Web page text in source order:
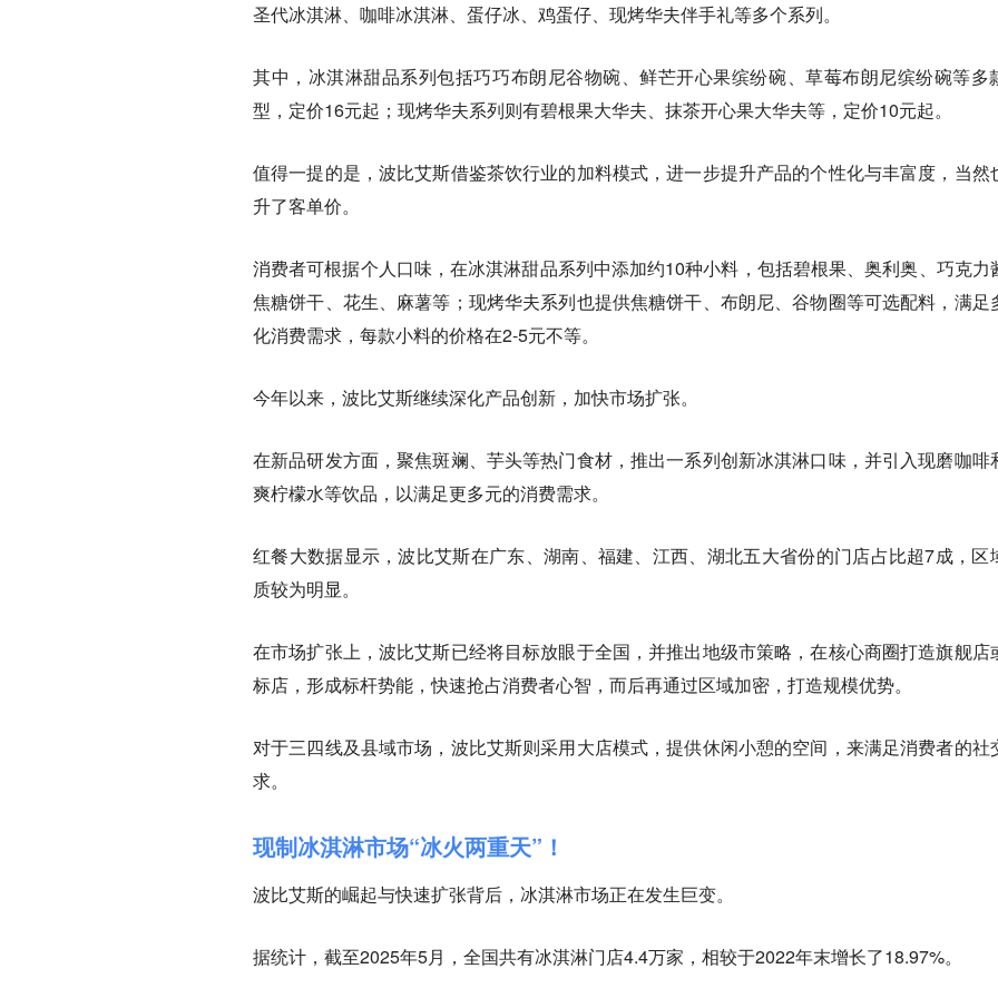
圣代冰淇淋、咖啡冰淇淋、蛋仔冰、鸡蛋仔、现烤华夫伴手礼等多个系列。
其中，冰淇淋甜品系列包括巧巧布朗尼谷物碗、鲜芒开心果缤纷碗、草莓布朗尼缤纷碗等多
型，定价16元起；现烤华夫系列则有碧根果大华夫、抹茶开心果大华夫等，定价10元起。
值得一提的是，波比艾斯借鉴茶饮行业的加料模式 ，进一步提升产品的个性化与丰富度，当然
升了客单价。
消费者可根据个人口味，在冰淇淋甜品系列中添加约10种小料，包括碧根果、奥利奥、巧克力
焦糖饼干、花生、麻薯等；现烤华夫系列也提供焦糖饼干、布朗尼、谷物圈等可选配料，满足
化消费需求，每款小料的价格在2-5元不等。
今年以来，波比艾斯继续深化产品创新，加快市场扩张。
在新品研发方面，聚焦斑斓、芋头等热门食材，推出一系列创新冰淇淋口味，并引入现磨咖啡
爽柠檬水等饮品，以满足更多元的消费需求。
红餐大数据显示，波比艾斯在广东、湖南、福建、江西、湖北五大省份的门店占比超7成， 区
质较为明显。
在市场扩张上，波比艾斯已经将目标放眼于全国，并推出地级市策略，在核心商圈打造旗舰店
标店，形成标杆势能，快速抢占消费者心智，而后再通过区域加密 ，打造规模优势。
对于三四线及县域市场，波比艾斯则采用大店模式，提供休闲小憩的空间，来满足消费者的社
求。
现制冰淇淋市场“冰火两重天”！
波比艾斯的崛起与快速扩张背后，冰淇淋市场正在发生巨变。
据统计，截至2025年5月，全国共有冰淇淋门店4.4万家，相较于2022年末增长了18.97%。